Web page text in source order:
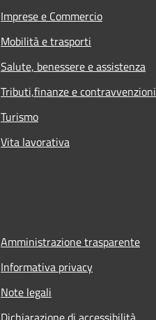
Imprese e Commercio
Mobilità e trasporti
Salute, benessere e assistenza
Tributi,finanze e contravvenzioni
Turismo
Vita lavorativa
Amministrazione trasparente
Informativa privacy
Note legali